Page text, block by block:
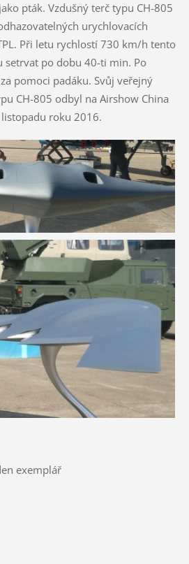
pták. Vzdušný terč typu CH-805
urychlovacích
Při letu rychlostí 730 km/h tento
setrvat po dobu 40-ti min. Po
pomoci padáku. Svůj veřejný
CH-805 odbyl na Airshow China
roku 2016.
exemplář